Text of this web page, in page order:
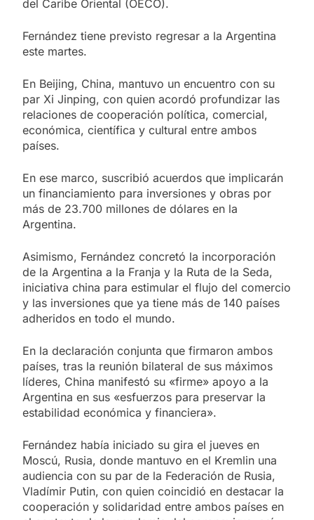
del Caribe Oriental (OECO).
Fernández tiene previsto regresar a la Argentina
este martes.
En Beijing, China, mantuvo un encuentro con su
par Xi Jinping, con quien acordó profundizar las
relaciones de cooperación política, comercial,
económica, científica y cultural entre ambos
países.
En ese marco, suscribió acuerdos que implicarán
un financiamiento para inversiones y obras por
más de 23.700 millones de dólares en la
Argentina.
Asimismo, Fernández concretó la incorporación
de la Argentina a la Franja y la Ruta de la Seda,
iniciativa china para estimular el flujo del comercio
y las inversiones que ya tiene más de 140 países
adheridos en todo el mundo.
En la declaración conjunta que firmaron ambos
países, tras la reunión bilateral de sus máximos
líderes, China manifestó su «firme» apoyo a la
Argentina en sus «esfuerzos para preservar la
estabilidad económica y financiera».
Fernández había iniciado su gira el jueves en
Moscú, Rusia, donde mantuvo en el Kremlin una
audiencia con su par de la Federación de Rusia,
Vladímir Putin, con quien coincidió en destacar la
cooperación y solidaridad entre ambos países en